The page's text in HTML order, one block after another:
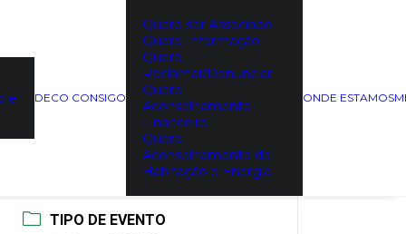
e
DECO CONSIGO
Quero ser Associado
Quero Informação
Quero
Reclamar/Denunciar
Quero
Aconselhamento
Financeiro
Quero
Aconselhamento de
Habitação e Energia
ONDE ESTAMOS
Expired!
TIPO DE EVENTO